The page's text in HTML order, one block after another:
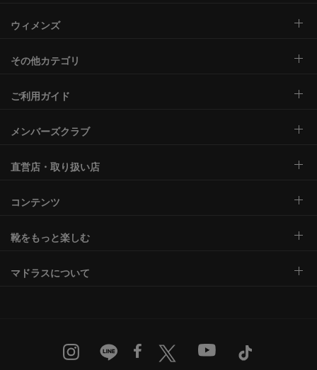
ウィメンズ
その他カテゴリ
ご利用ガイド
メンバーズクラブ
直営店・取り扱い店
コンテンツ
靴をもっと楽しむ
マドラスについて